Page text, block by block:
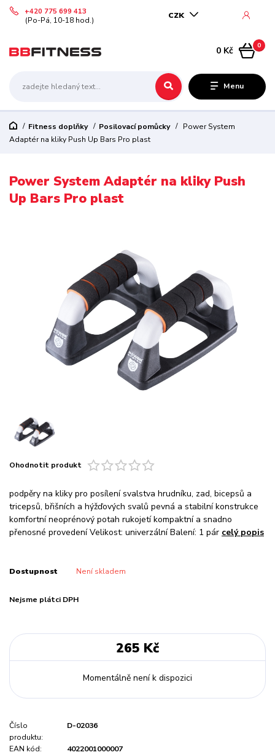
Menu
CZK
+420 775 699 413
(Po-Pá, 10-18 hod.)
0
0 Kč
Fitness doplňky Posilovací pomůcky
Power System
Adaptér na kliky Push Up Bars Pro plast
Power System Adaptér na kliky Push
Up Bars Pro plast
Ohodnotit produkt
podpěry na kliky pro posílení svalstva hrudníku, zad, bicepsů a
tricepsů, břišních a hýžďových svalů pevná a stabilní konstrukce
komfortní neoprénový potah rukojetí kompaktní a snadno
přenosné provedení Velikost: univerzální Balení: 1 pár celý popis
Dostupnost Není skladem
Nejsme plátci DPH
265 Kč
Momentálně není k dispozici
Číslo
produktu:
D-02036
EAN kód:
4022001000007